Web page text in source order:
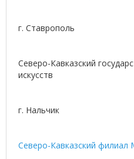
г. Ставрополь
Северо-Кавказский
искусств
г. Нальчик
Северо-Кавказский